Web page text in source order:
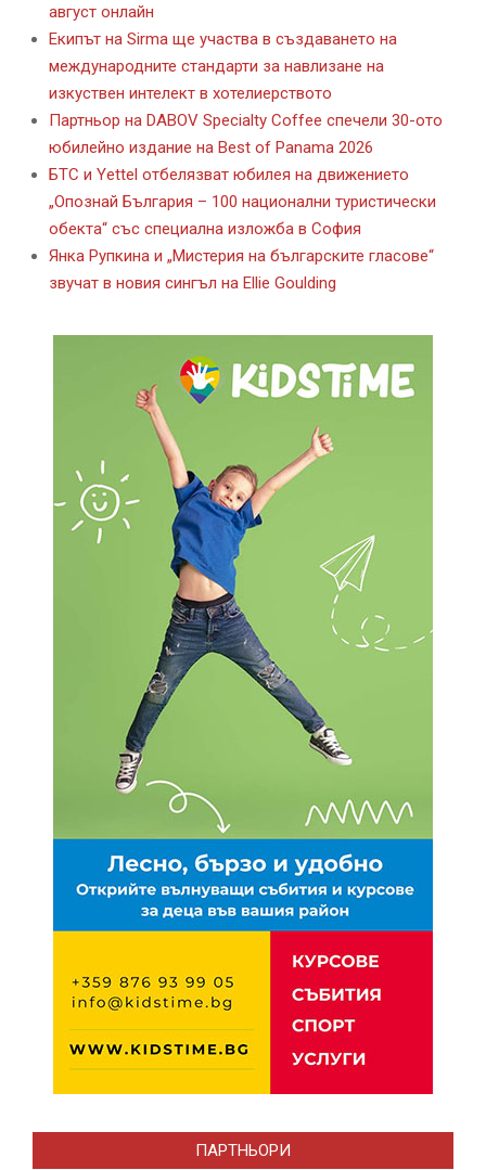
август онлайн
Екипът на Sirma ще участва в създаването на
международните стандарти за навлизане на
изкуствен интелект в хотелиерството
Партньор на DABOV Specialty Coffee спечели 30-ото
юбилейно издание на Best of Panama 2026
БТС и Yettel отбелязват юбилея на движението
„Опознай България – 100 национални туристически
обекта“ със специална изложба в София
Янка Рупкина и „Мистерия на българските гласове“
звучат в новия сингъл на Ellie Goulding
ПАРТНЬОРИ